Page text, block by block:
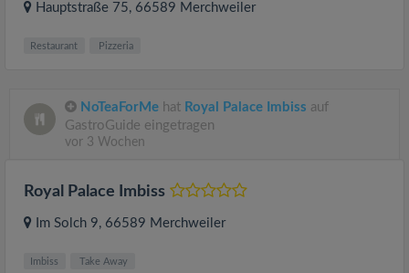
Hauptstraße 75, 66589 Merchweiler
Restaurant Pizzeria
NoTeaForMe hat Royal Palace Imbiss auf
GastroGuide eingetragen
vor 3 Wochen
Royal Palace Imbiss
Im Solch 9, 66589 Merchweiler
Imbiss Take Away